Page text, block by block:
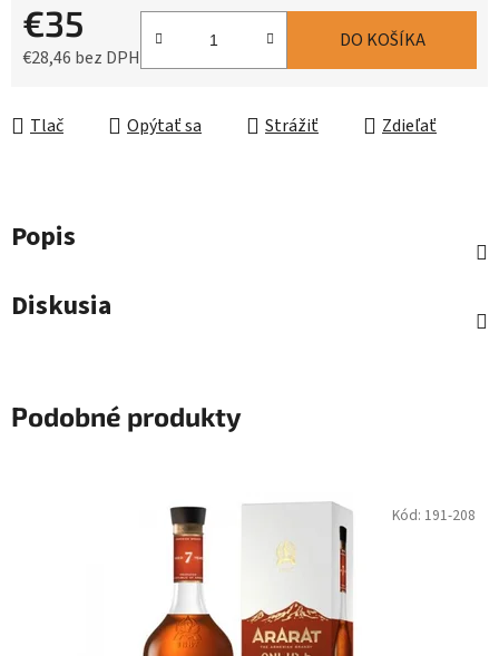
€35
€28,46 bez DPH
DO KOŠÍKA
Tlač Opýtať sa Strážiť Zdieľať
Popis
Diskusia
Podobné produkty
Kód: 191-208